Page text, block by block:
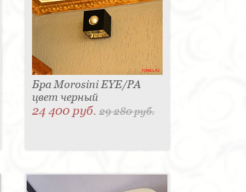
Бра Morosini EYE/PA
цвет черный
24 400 руб.29 280 руб.